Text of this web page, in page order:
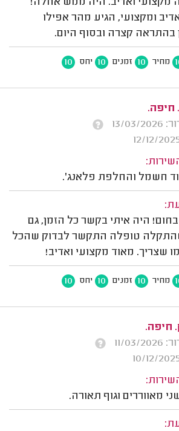
ומקצועי, הגיע מהר אפילו
בהתראה קצרה ובסוף היום.
מחיר 10 זמנים 10 יחס 10
חיפה.
2026
חשמל והחלפת פלאנג'.
היה איתי בקשר כל הזמן, גם
טופלה התקשר לבדוק שהכל
שצריך. מאוד מקצועי ואדיב!
מחיר 10 זמנים 10 יחס 10
חיפה.
2026
מאווררים וגוף תאורה.